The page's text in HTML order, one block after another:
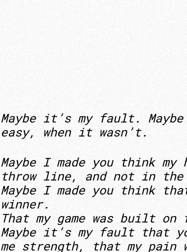
Maybe it’s my fault.
easy, when it wasn’t.
Maybe I made you think
throw line, and not in the
Maybe I made you think
winner.
That my game was built
Maybe it’s my fault that
me strength, that my pain